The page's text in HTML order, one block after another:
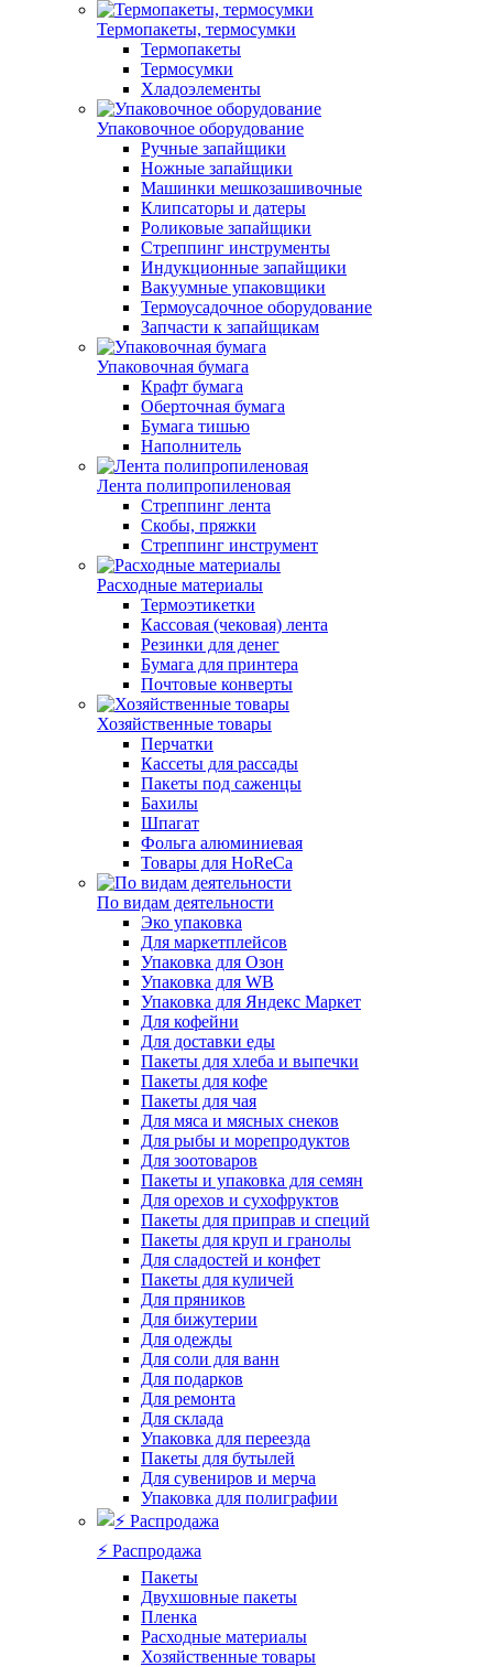
Термопакеты, термосумки
Термопакеты
Термосумки
Хладоэлементы
Упаковочное оборудование
Ручные запайщики
Ножные запайщики
Машинки мешкозашивочные
Клипсаторы и датеры
Роликовые запайщики
Стреппинг инструменты
Индукционные запайщики
Вакуумные упаковщики
Термоусадочное оборудование
Запчасти к запайщикам
Упаковочная бумага
Крафт бумага
Оберточная бумага
Бумага тишью
Наполнитель
Лента полипропиленовая
Стреппинг лента
Скобы, пряжки
Стреппинг инструмент
Расходные материалы
Термоэтикетки
Кассовая (чековая) лента
Резинки для денег
Бумага для принтера
Почтовые конверты
Хозяйственные товары
Перчатки
Кассеты для рассады
Пакеты под саженцы
Бахилы
Шпагат
Фольга алюминиевая
Товары для HoReCa
По видам деятельности
Эко упаковка
Для маркетплейсов
Упаковка для Озон
Упаковка для WB
Упаковка для Яндекс Маркет
Для кофейни
Для доставки еды
Пакеты для хлеба и выпечки
Пакеты для кофе
Пакеты для чая
Для мяса и мясных снеков
Для рыбы и морепродуктов
Для зоотоваров
Пакеты и упаковка для семян
Для орехов и сухофруктов
Пакеты для приправ и специй
Пакеты для круп и гранолы
Для сладостей и конфет
Пакеты для куличей
Для пряников
Для бижутерии
Для одежды
Для соли для ванн
Для подарков
Для ремонта
Для склада
Упаковка для переезда
Пакеты для бутылей
Для сувениров и мерча
Упаковка для полиграфии
⚡️ Распродажа
Пакеты
Двухшовные пакеты
Пленка
Расходные материалы
Хозяйственные товары